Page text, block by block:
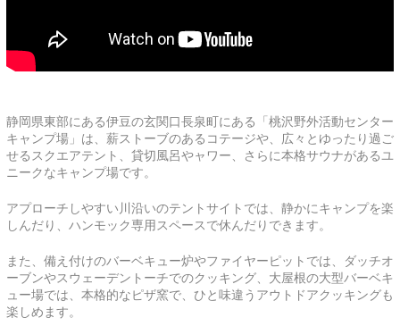
静岡県東部にある伊豆の玄関口長泉町にある「桃沢野外活動センター
キャンプ場」は、薪ストーブのあるコテージや、広々とゆったり過ご
せるスクエアテント、貸切風呂やャワー、さらに本格サウナがあるユ
ニークなキャンプ場です。
アプローチしやすい川沿いのテントサイトでは、静かにキャンプを楽
しんだり、ハンモック専用スペースで休んだりできます。
また、備え付けのバーベキュー炉やファイヤーピットでは、ダッチオ
ーブンやスウェーデントーチでのクッキング、大屋根の大型バーベキ
ュー場では、本格的なピザ窯で、ひと味違うアウトドアクッキングも
楽しめます。